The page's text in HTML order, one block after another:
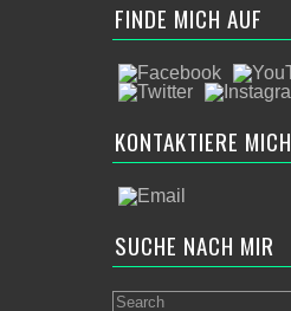
FINDE MICH AUF
KONTAKTIERE MICH
SUCHE NACH MIR